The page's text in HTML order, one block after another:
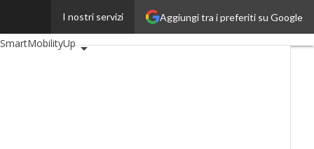
Aggiungi tra i preferiti su Google
I nostri servizi
BankingUp
SmartMobilityUp